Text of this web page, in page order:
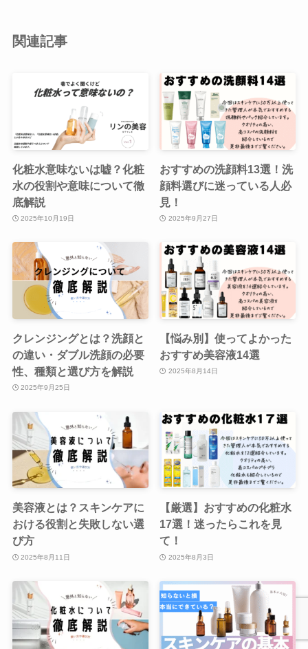
関連記事
化粧水意味ないは嘘？化粧
水の役割や意味について徹
底解説
2025年10月19日
おすすめの洗顔料13選！洗
顔料選びに迷っている人必
見！
2025年9月27日
クレンジングとは？洗顔と
の違い・ダブル洗顔の必要
性、種類と選び方を解説
2025年9月25日
【悩み別】使ってよかった
おすすめ美容液14選
2025年8月14日
美容液とは？スキンケアに
おける役割と失敗しない選
び方
2025年8月11日
【厳選】おすすめの化粧水
17選！迷ったらこれを見
て！
2025年8月3日